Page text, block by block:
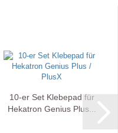
10-er Set Klebepad für
Hekatron Genius Plus...